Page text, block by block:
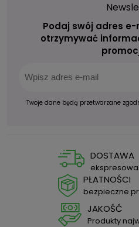
Podaj swój adres
otrzymywać
Twoje dane będą przetwarzane
DOSTAWA
ekspresowa
PŁATNOŚCI
bezpieczne
JAKOŚĆ
Produkty